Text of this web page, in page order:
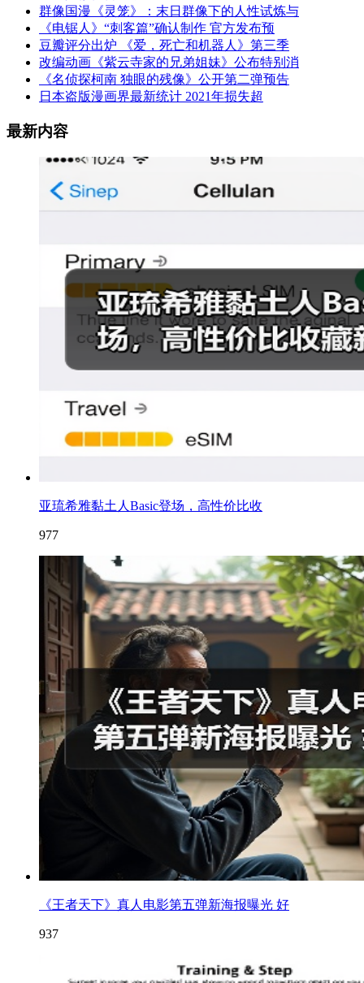
群像国漫《灵笼》：末日群像下的人性试炼与
《电锯人》“刺客篇”确认制作 官方发布预
豆瓣评分出炉 《爱，死亡和机器人》第三季
改编动画《紫云寺家的兄弟姐妹》公布特别消
《名侦探柯南 独眼的残像》公开第二弹预告
日本盗版漫画界最新统计 2021年损失超
最新内容
亚琉希雅黏土人Basic登场，高性价比收
977
《王者天下》真人电影第五弹新海报曝光 好
937